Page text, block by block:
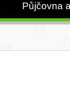
Půjčovna